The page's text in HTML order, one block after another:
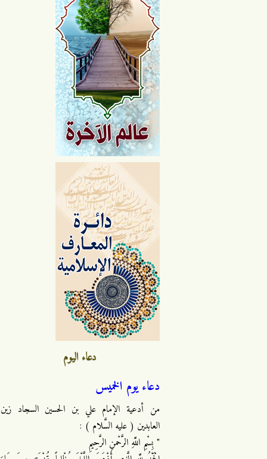
دعاء اليوم
دعاء يوم الخميس
من أدعية الإمام علي بن الحسين السجاد زين
العابدين ( عليه السَّلام ) :
" بِسْمِ اللَّهِ الرَّحْمنِ الرَّحِيمِ